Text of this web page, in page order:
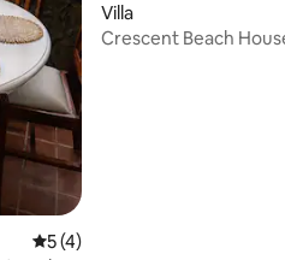
Gemiddelde beoordeling van 5
5 (4)
Villa
Crescent Beach